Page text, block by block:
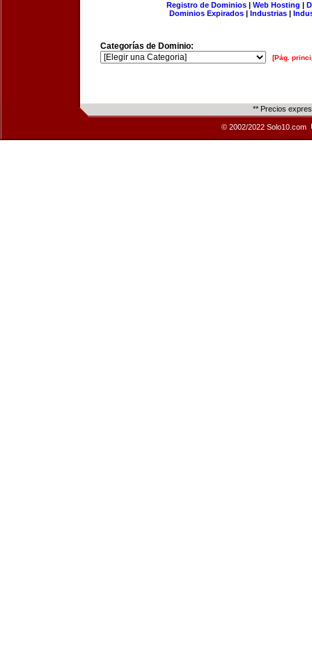
Registro de Dominios| Web Hosting |
Dominios Expirados | Industrias |
Categorías de Dominio:
[Pág.
** Precios
© 2002/2022 Solo10.com